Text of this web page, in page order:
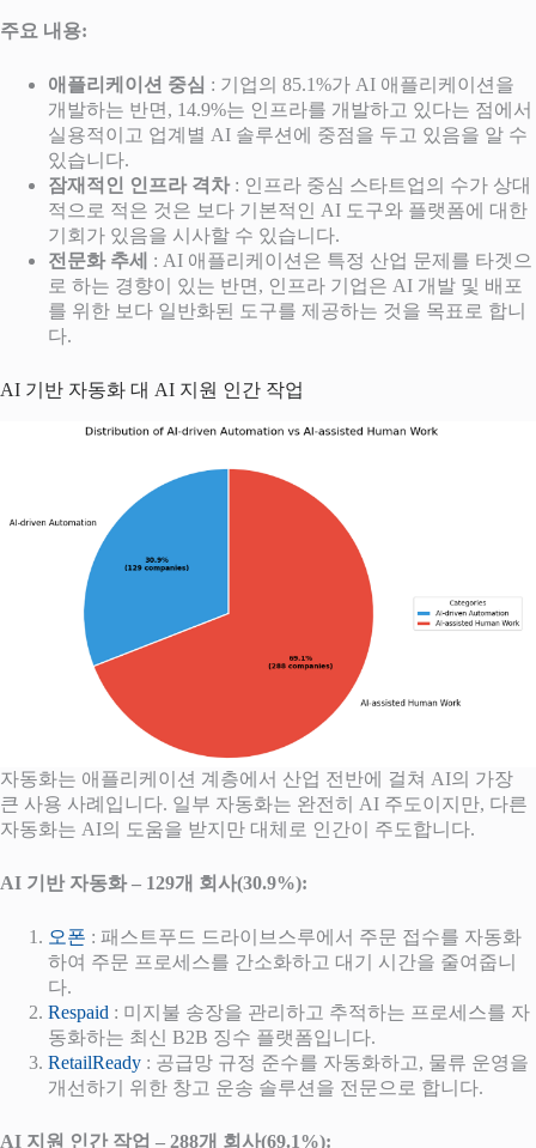
주요 내용:
애플리케이션 중심 : 기업의 85.1%가 AI 애플리케이션을
개발하는 반면, 14.9%는 인프라를 개발하고 있다는 점에서
실용적이고 업계별 AI 솔루션에 중점을 두고 있음을 알 수
있습니다.
잠재적인 인프라 격차 : 인프라 중심 스타트업의 수가 상대
적으로 적은 것은 보다 기본적인 AI 도구와 플랫폼에 대한
기회가 있음을 시사할 수 있습니다.
전문화 추세 : AI 애플리케이션은 특정 산업 문제를 타겟으
로 하는 경향이 있는 반면, 인프라 기업은 AI 개발 및 배포
를 위한 보다 일반화된 도구를 제공하는 것을 목표로 합니
다.
AI 기반 자동화 대 AI 지원 인간 작업
자동화는 애플리케이션 계층에서 산업 전반에 걸쳐 AI의 가장
큰 사용 사례입니다. 일부 자동화는 완전히 AI 주도이지만, 다른
자동화는 AI의 도움을 받지만 대체로 인간이 주도합니다.
AI 기반 자동화 – 129개 회사(30.9%):
오폰 : 패스트푸드 드라이브스루에서 주문 접수를 자동화
하여 주문 프로세스를 간소화하고 대기 시간을 줄여줍니
다.
Respaid : 미지불 송장을 관리하고 추적하는 프로세스를 자
동화하는 최신 B2B 징수 플랫폼입니다.
RetailReady : 공급망 규정 준수를 자동화하고, 물류 운영을
개선하기 위한 창고 운송 솔루션을 전문으로 합니다.
AI 지원 인간 작업 – 288개 회사(69.1%):